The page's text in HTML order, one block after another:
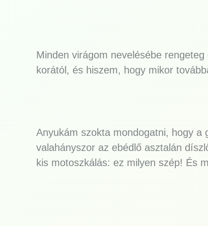
Minden virágom nevelésébe
korától, és hiszem, hogy mikor
Anyukám szokta mondogatni, hogy a
valahányszor az ebédlő asztalán
kis motoszkálás: ez milyen szép! És